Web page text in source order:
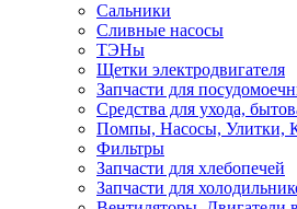
Сальники
Сливные насосы
ТЭНы
Щетки электродвигателя
Запчасти для
Средства для ухода,
Помпы, Насосы, Улитки,
Фильтры
Запчасти для хлебопечей
Запчасти для